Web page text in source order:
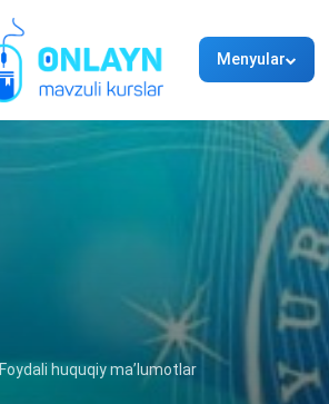
Menyular
Foydali huquqiy ma’lumotlar